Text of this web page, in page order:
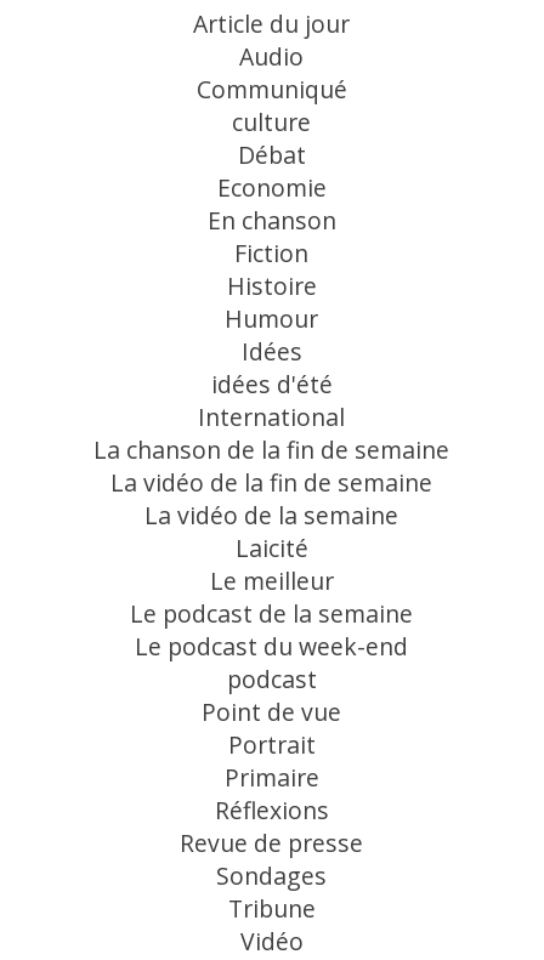
Article du jour
Audio
Communiqué
culture
Débat
Economie
En chanson
Fiction
Histoire
Humour
Idées
idées d'été
International
La chanson de la fin de semaine
La vidéo de la fin de semaine
La vidéo de la semaine
Laicité
Le meilleur
Le podcast de la semaine
Le podcast du week-end
podcast
Point de vue
Portrait
Primaire
Réflexions
Revue de presse
Sondages
Tribune
Vidéo